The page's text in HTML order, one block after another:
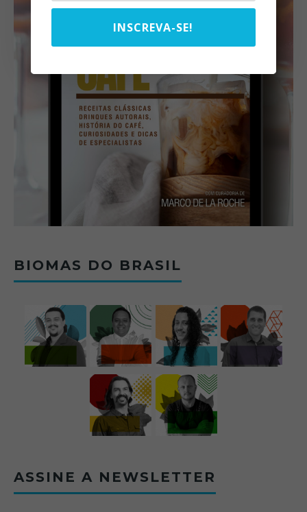
BIOMAS DO BRASIL
ASSINE A NEWSLETTER
INSCREVA-SE!